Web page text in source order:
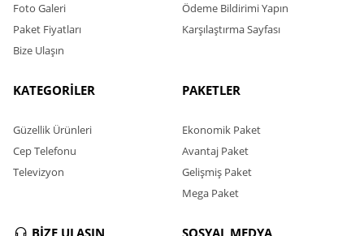
Foto Galeri
Paket Fiyatları
Bize Ulaşın
Ödeme Bildirimi Yapın
Karşılaştırma Sayfası
KATEGORİLER
Güzellik Ürünleri
Cep Telefonu
Televizyon
PAKETLER
Ekonomik Paket
Avantaj Paket
Gelişmiş Paket
Mega Paket